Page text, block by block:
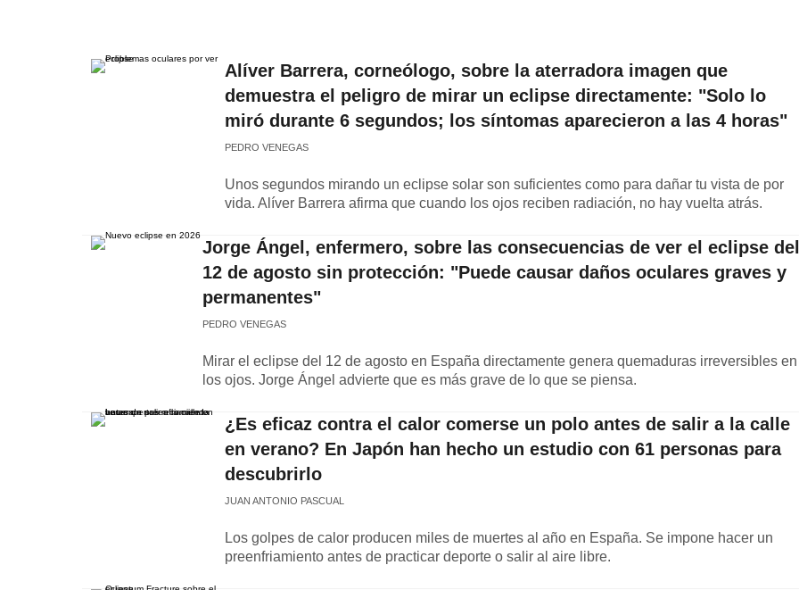
Alíver Barrera, corneólogo, sobre la aterradora imagen que
demuestra el peligro de mirar un eclipse directamente: "Solo lo
miró durante 6 segundos; los síntomas aparecieron a las 4 horas"
PEDRO VENEGAS
Unos segundos mirando un eclipse solar son suficientes como para dañar tu vista de por
vida. Alíver Barrera afirma que cuando los ojos reciben radiación, no hay vuelta atrás.
Jorge Ángel, enfermero, sobre las consecuencias de ver el eclipse del
12 de agosto sin protección: "Puede causar daños oculares graves y
permanentes"
PEDRO VENEGAS
Mirar el eclipse del 12 de agosto en España directamente genera quemaduras irreversibles en
los ojos. Jorge Ángel advierte que es más grave de lo que se piensa.
¿Es eficaz contra el calor comerse un polo antes de salir a la calle
en verano? En Japón han hecho un estudio con 61 personas para
descubrirlo
JUAN ANTONIO PASCUAL
Los golpes de calor producen miles de muertes al año en España. Se impone hacer un
preenfriamiento antes de practicar deporte o salir al aire libre.